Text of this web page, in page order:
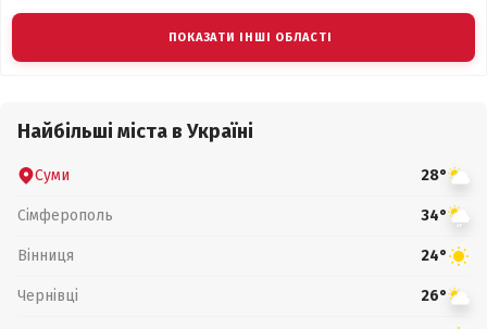
ПОКАЗАТИ ІНШІ ОБЛАСТІ
Найбільші міста в Україні
Суми 28°
Сімферополь 34°
Вінниця 24°
Чернівці 26°